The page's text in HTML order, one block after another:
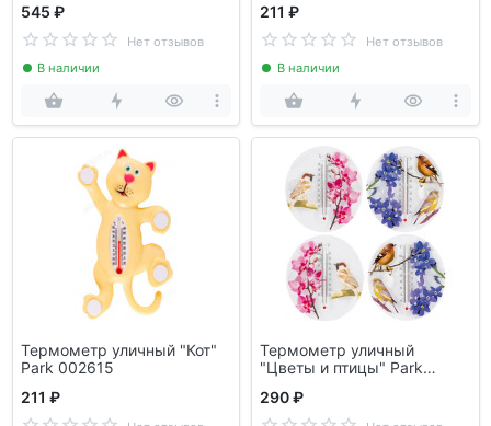
545 ₽
Нет отзывов
В наличии
211 ₽
Нет отзывов
В наличии
Термометр уличный "Кот"
Park 002615
211 ₽
Термометр уличный
"Цветы и птицы" Park
290 ₽